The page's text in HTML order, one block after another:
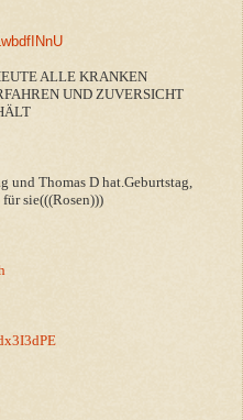
ALLE KRANKEN
UND ZUVERSICHT
und Thomas D hat.Geburtstag,
sie(((Rosen)))